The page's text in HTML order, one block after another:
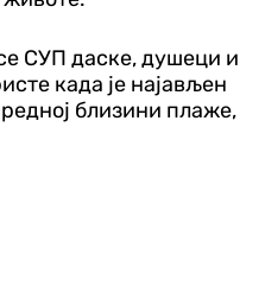
СУП даске, душеци и
када је најављен
близини плаже,